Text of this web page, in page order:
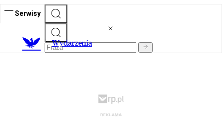
Serwisy
Wydarzenia